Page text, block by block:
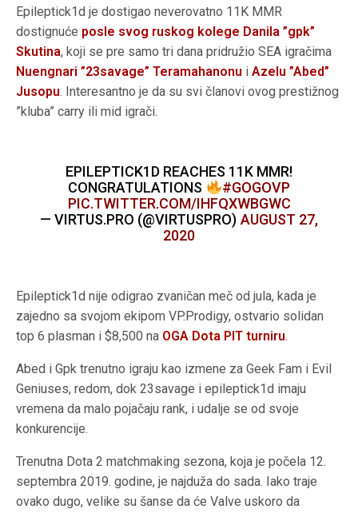
Epileptick1d je dostigao neverovatno 11K MMR
dostignuće posle svog ruskog kolege Danila ”gpk”
Skutina, koji se pre samo tri dana pridružio SEA igračima
Nuengnari ”23savage” Teramahanonu iAzelu ”Abed”
Jusopu. Interesantno je da su svi članovi ovog prestižnog
”kluba” carry ili mid igrači.
EPILEPTICK1D REACHES 11K MMR!
CONGRATULATIONS
#GOGOVP
PIC.TWITTER.COM/IHFQXWBGWC
— VIRTUS.PRO (@VIRTUSPRO) AUGUST 27,
2020
Epileptick1d nije odigrao zvaničan meč od jula, kada je
zajedno sa svojom ekipom VP.Prodigy, ostvario solidan
top 6 plasman i $8,500 na OGA Dota PIT turniru.
Abed i Gpk trenutno igraju kao izmene za Geek Fam i Evil
Geniuses, redom, dok 23savage i epileptick1d imaju
vremena da malo pojačaju rank, i udalje se od svoje
konkurencije.
Trenutna Dota 2 matchmaking sezona, koja je počela 12.
septembra 2019. godine, je najduža do sada. Iako traje
ovako dugo, velike su šanse da će Valve uskoro da